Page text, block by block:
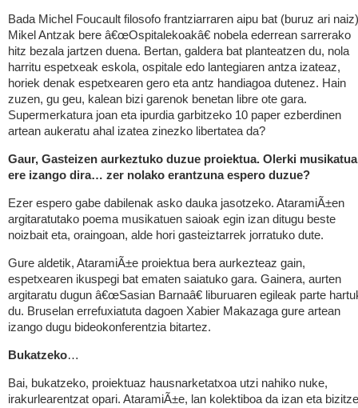
Bada Michel Foucault filosofo frantziarraren aipu bat (buruz ari
Mikel Antzak bere â€œOspitalekoakâ€ nobela ederrean sarrerako
hitz bezala jartzen duena. Bertan, galdera bat planteatzen du, nola
harritu espetxeak eskola, ospitale edo lantegiaren antza izateaz,
horiek denak espetxearen gero eta antz handiagoa dutenez. Hain
zuzen, gu geu, kalean bizi garenok benetan libre ote gara.
Supermerkatura joan eta ipurdia garbitzeko 10 paper ezberdinen
artean aukeratu ahal izatea zinezko libertatea da?
Gaur, Gasteizen aurkeztuko duzue proiektua. Olerki
ere izango dira… zer nolako erantzuna espero duzue?
Ezer espero gabe dabilenak asko dauka jasotzeko. AtaramiÃ±en
argitaratutako poema musikatuen saioak egin izan ditugu beste
noizbait eta, oraingoan, alde hori gasteiztarrek jorratuko dute.
Gure aldetik, AtaramiÃ±e proiektua bera aurkezteaz gain,
espetxearen ikuspegi bat ematen saiatuko gara. Gainera, aurten
argitaratu dugun â€œSasian Barnaâ€ liburuaren egileak parte
du. Bruselan errefuxiatuta dagoen Xabier Makazaga gure artean
izango dugu bideokonferentzia bitartez.
Bukatzeko…
Bai, bukatzeko, proiektuaz hausnarketatxoa utzi nahiko nuke,
irakurlearentzat opari. AtaramiÃ±e, lan kolektiboa da izan eta